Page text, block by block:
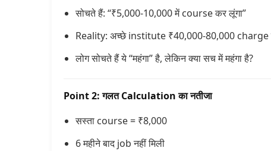
सोचते हैं: “₹5,000-10,000 में course कर लूंगा”
Reality: अच्छे institute ₹40,000-80,000 charge
लोग सोचते हैं ये “महंगा” है, लेकिन क्या सच में महंगा है?
Point 2: गलत Calculation का नतीजा
सस्ता course = ₹8,000
6 महीने बाद job नहीं मिली